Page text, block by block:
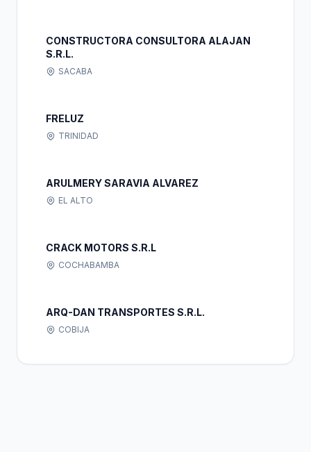
CONSTRUCTORA CONSULTORA ALAJAN
S.R.L.
SACABA
FRELUZ
TRINIDAD
ARULMERY SARAVIA ALVAREZ
EL ALTO
CRACK MOTORS S.R.L
COCHABAMBA
ARQ-DAN TRANSPORTES S.R.L.
COBIJA